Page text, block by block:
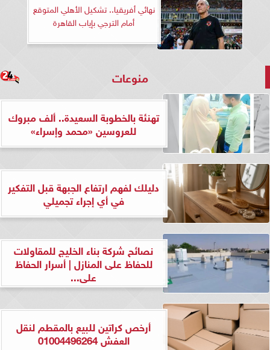
نهائي أفريقيا.. تشكيل الأهلي المتوقع
أمام الترجي بإياب القاهرة
منوعات
تهنئة بالخطوبة السعيدة.. ألف مبروك
للعروسين «محمد وإسراء»
دليلك لفهم ارتفاع الجبهة قبل التفكير
في أي إجراء تجميلي
نصائح شركة بناء الخليج للمقاولات
للحفاظ على المنازل | أسرار الحفاظ
على...
أرخص كراتين للبيع بالمقطم لنقل
العفش 01004496264